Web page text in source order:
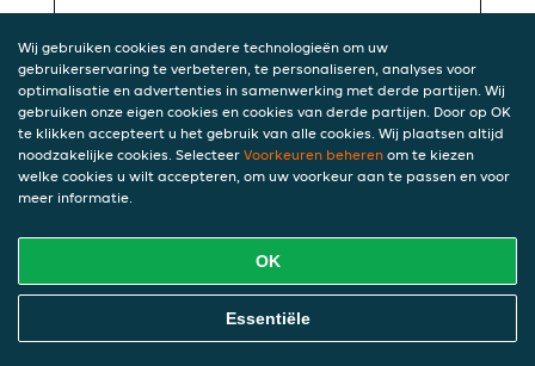
Wij gebruiken cookies en andere technologieën om uw
gebruikerservaring te verbeteren, te personaliseren, analyses voor
optimalisatie en advertenties in samenwerking met derde partijen. Wij
gebruiken onze eigen cookies en cookies van derde partijen. Door op OK
te klikken accepteert u het gebruik van alle cookies. Wij plaatsen altijd
noodzakelijke cookies. Selecteer Voorkeuren beheren om te kiezen
welke cookies u wilt accepteren, om uw voorkeur aan te passen en voor
meer informatie.
OK
Essentiële